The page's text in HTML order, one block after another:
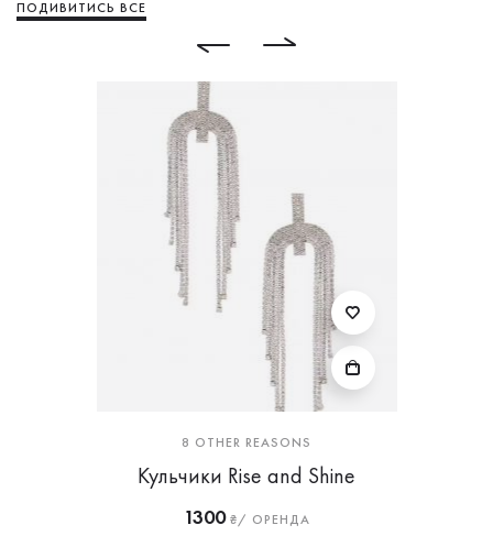
ПОДИВИТИСЬ ВСЕ
8 OTHER REASONS
Кульчики Rise and Shine
1300₴/ ОРЕНДА